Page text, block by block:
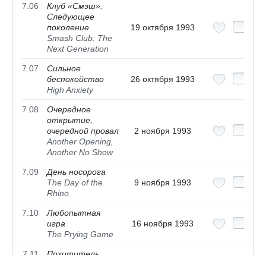
7.06
Клуб «Смэш»:
Следующее
поколение
Smash Club: The
Next Generation
19 октября 1993
7.07
Сильное
беспокойство
High Anxiety
26 октября 1993
7.08
Очередное
открытие,
очередной провал
Another Opening,
Another No Show
2 ноября 1993
7.09
День носорога
The Day of the
Rhino
9 ноября 1993
7.10
Любопытная
игра
The Prying Game
16 ноября 1993